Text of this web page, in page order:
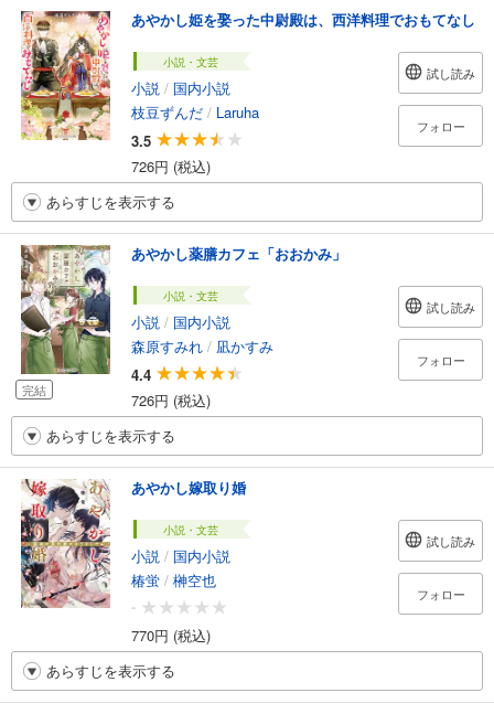
あやかし姫を娶った中尉殿は、西洋料理でおもてなし
小説・文芸
小説 / 国内小説
枝豆ずんだ / Laruha
3.5
726円 (税込)
試し読み
フォロー
あらすじを表示する
完結
あやかし薬膳カフェ「おおかみ」
小説・文芸
小説 / 国内小説
森原すみれ / 凪かすみ
4.4
726円 (税込)
試し読み
フォロー
あらすじを表示する
あやかし嫁取り婚
小説・文芸
小説 / 国内小説
椿蛍 / 榊空也
-
770円 (税込)
試し読み
フォロー
あらすじを表示する